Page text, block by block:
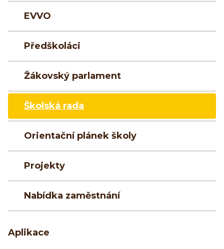
EVVO
Předškoláci
Žákovský parlament
Školská rada
Orientační plánek školy
Projekty
Nabídka zaměstnání
Aplikace